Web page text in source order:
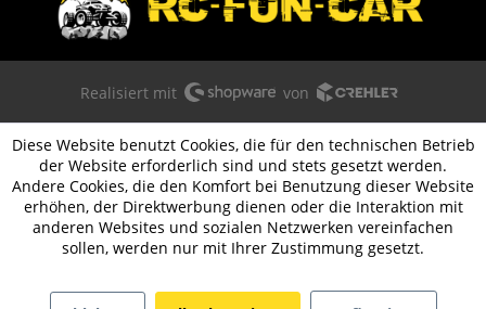
Realisiert mit von
Diese Website benutzt Cookies, die für den technischen Betrieb
der Website erforderlich sind und stets gesetzt werden.
Andere Cookies, die den Komfort bei Benutzung dieser Website
erhöhen, der Direktwerbung dienen oder die Interaktion mit
anderen Websites und sozialen Netzwerken vereinfachen
sollen, werden nur mit Ihrer Zustimmung gesetzt.